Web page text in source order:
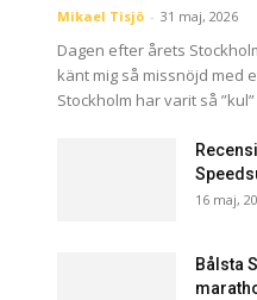
Mikael Tisjö - 31 maj, 2026
Dagen efter årets
känt mig så missnöjd med
Stockholm har varit så
16 maj,
Bålsta